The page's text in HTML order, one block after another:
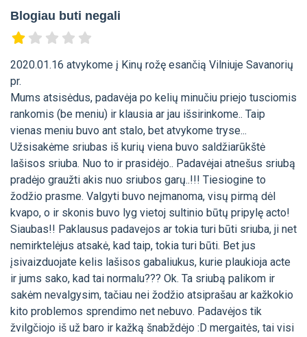
Blogiau buti negali
2020.01.16 atvykome į Kinų rožę esančią Vilniuje Savanorių
pr.
Mums atsisėdus, padavėja po kelių minučiu priejo tusciomis
rankomis (be meniu) ir klausia ar jau išsirinkome.. Taip
vienas meniu buvo ant stalo, bet atvykome tryse...
Užsisakėme sriubas iš kurių viena buvo saldžiarūkštė
lašisos sriuba. Nuo to ir prasidėjo.. Padavėjai atnešus sriubą
pradėjo graužti akis nuo sriubos garų..!!! Tiesiogine to
žodžio prasme. Valgyti buvo neįmanoma, visų pirmą dėl
kvapo, o ir skonis buvo lyg vietoj sultinio būtų pripylę acto!
Siaubas!! Paklausus padavejos ar tokia turi būti sriuba, ji net
nemirktelėjus atsakė, kad taip, tokia turi būti. Bet jus
įsivaizduojate kelis lašisos gabaliukus, kurie plaukioja acte
ir jums sako, kad tai normalu??? Ok. Ta sriubą palikom ir
sakėm nevalgysim, tačiau nei žodžio atsiprašau ar kažkokio
kito problemos sprendimo net nebuvo. Padavėjos tik
žvilgčiojo iš už baro ir kažką šnabždėjo :D mergaitės, tai visi